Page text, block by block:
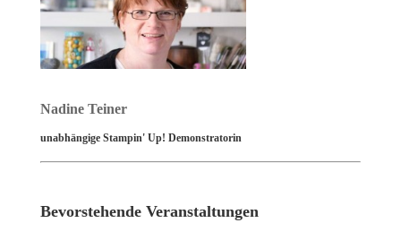
Nadine Teiner
unabhängige Stampin' Up! Demonstratorin
Bevorstehende Veranstaltungen